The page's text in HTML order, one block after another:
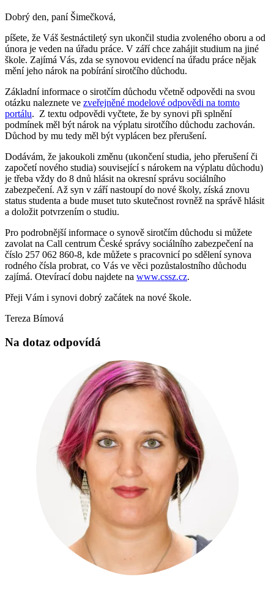
Dobrý den, paní Šimečková,
píšete, že Váš šestnáctiletý syn ukončil studia zvoleného oboru a od
února je veden na úřadu práce. V září chce zahájit studium na jiné
škole. Zajímá Vás, zda se synovou evidencí na úřadu práce nějak
mění jeho nárok na pobírání sirotčího důchodu.
Základní informace o sirotčím důchodu včetně odpovědi na svou
otázku naleznete ve zveřejněné modelové odpovědi na tomto
portálu. Z textu odpovědi vyčtete, že by synovi při splnění
podmínek měl být nárok na výplatu sirotčího důchodu zachován.
Důchod by mu tedy měl být vyplácen bez přerušení.
Dodávám, že jakoukoli změnu (ukončení studia, jeho přerušení či
započetí nového studia) související s nárokem na výplatu důchodu)
je třeba vždy do 8 dnů hlásit na okresní správu sociálního
zabezpečení. Až syn v září nastoupí do nové školy, získá znovu
status studenta a bude muset tuto skutečnost rovněž na správě hlásit
a doložit potvrzením o studiu.
Pro podrobnější informace o synově sirotčím důchodu si můžete
zavolat na Call centrum České správy sociálního zabezpečení na
číslo 257 062 860-8, kde můžete s pracovnicí po sdělení synova
rodného čísla probrat, co Vás ve věci pozůstalostního důchodu
zajímá. Otevírací dobu najdete na www.cssz.cz.
Přeji Vám i synovi dobrý začátek na nové škole.
Tereza Bímová
Na dotaz odpovídá